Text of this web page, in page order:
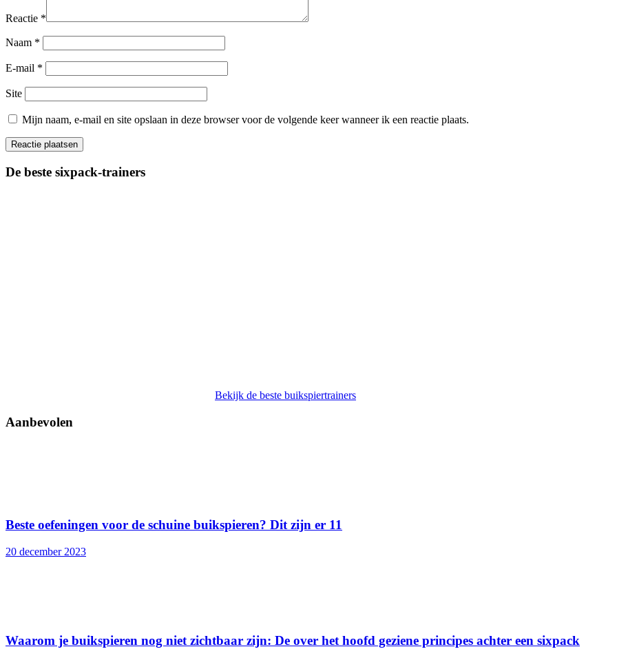
Reactie *
Naam *
E-mail *
Site
Mijn naam, e-mail en site opslaan in deze browser voor de volgende keer wanneer ik een reactie plaats.
De beste sixpack-trainers
Bekijk de beste buikspiertrainers
Aanbevolen
Beste oefeningen voor de schuine buikspieren? Dit zijn er 11
20 december 2023
Waarom je buikspieren nog niet zichtbaar zijn: De over het hoofd geziene principes achter een sixpack